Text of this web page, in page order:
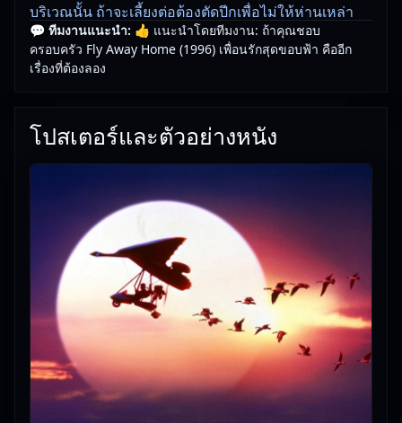
บริเวณนั้น ถ้าจะเลี้ยงต่อต้องตัดปีกเพื่อไม่ให้ห่านเหล่า
นั้นบินได้จนไปรบกวนชาวบ้านคนอื่น และเหตุการณ์นั้น
เป็นที่มาของเอมี่และพ่อกับเพื่อนพ่อเห็นด้วยที่จะนำห่าน
🎥อัปเดตโดยทีมงาน Free Movie 24— ตรวจสอบล่าสุด:
💬 ทีมงานแนะนำ: 👍 แนะนำโดยทีมงาน: ถ้าคุณชอบ
ครอบครัว Fly Away Home (1996) เพื่อนรักสุดขอบฟ้า คืออีก
เรื่องที่ต้องลอง
โปสเตอร์และตัวอย่างหนัง